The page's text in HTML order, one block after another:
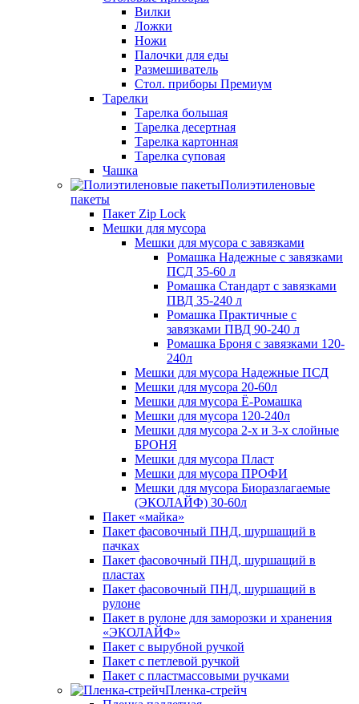
Вилки
Ложки
Ножи
Палочки для еды
Размешиватель
Стол. приборы Премиум
Тарелки
Тарелка большая
Тарелка десертная
Тарелка картонная
Тарелка суповая
Чашка
Полиэтиленовые
пакеты
Пакет Zip Lock
Мешки для мусора
Мешки для мусора с завязками
Ромашка Надежные с завязками
ПСД 35-60 л
Ромашка Стандарт с завязками
ПВД 35-240 л
Ромашка Практичные с
завязками ПВД 90-240 л
Ромашка Броня с завязками 120-
240л
Мешки для мусора Надежные ПСД
Мешки для мусора 20-60л
Мешки для мусора Ё-Ромашка
Мешки для мусора 120-240л
Мешки для мусора 2-х и 3-х слойные
БРОНЯ
Мешки для мусора Пласт
Мешки для мусора ПРОФИ
Мешки для мусора Биоразлагаемые
(ЭКОЛАЙФ) 30-60л
Пакет «майка»
Пакет фасовочный ПНД, шуршащий в
пачках
Пакет фасовочный ПНД, шуршащий в
пластах
Пакет фасовочный ПНД, шуршащий в
рулоне
Пакет в рулоне для заморозки и хранения
«ЭКОЛАЙФ»
Пакет с вырубной ручкой
Пакет с петлевой ручкой
Пакет с пластмассовыми ручками
Пленка-стрейч